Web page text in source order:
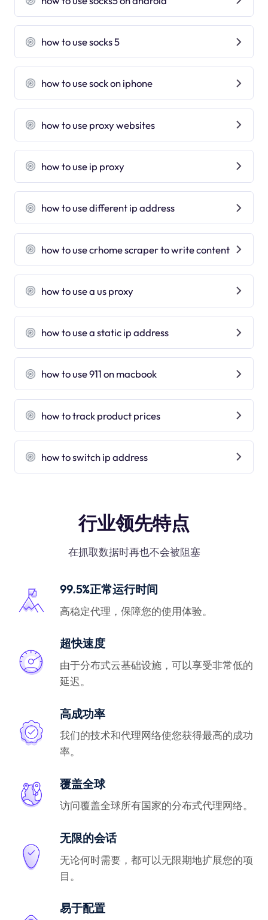
how to use socks 5
how to use sock on iphone
how to use proxy websites
how to use ip proxy
how to use different ip address
how to use crhome scraper to write content
how to use a us proxy
how to use a static ip address
how to use 911 on macbook
how to track product prices
how to switch ip address
行业领先特点
在抓取数据时再也不会被阻塞
99.5%正常运行时间
高稳定代理，保障您的使用体验。
超快速度
由于分布式云基础设施，可以享受非常低的
延迟。
高成功率
我们的技术和代理网络使您获得最高的成功
率。
覆盖全球
访问覆盖全球所有国家的分布式代理网络。
无限的会话
无论何时需要，都可以无限期地扩展您的项
目。
易于配置